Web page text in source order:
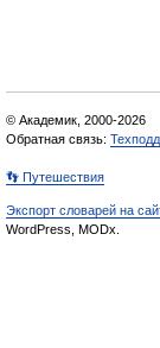
© Академик, 2000-2026
Обратная связь:
👣 Путешествия
Экспорт словарей на
WordPress, MODx.